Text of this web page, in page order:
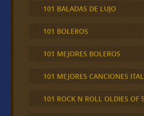
101 BALADAS DE LUJO
101 BOLEROS
101 MEJORES BOLEROS
101 MEJORES CANCIONES
101 ROCK N ROLL OLDIES OF